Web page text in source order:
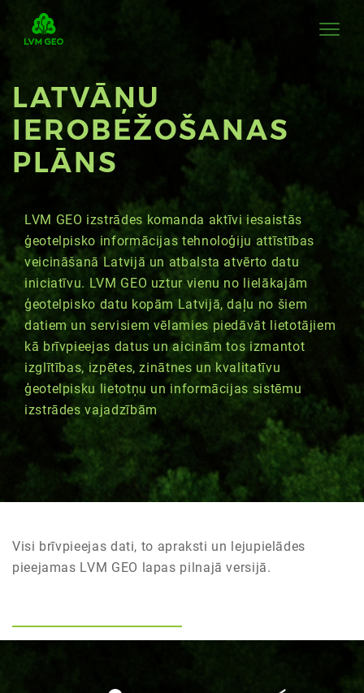
LATVĀŅU
IEROBEŽOŠANAS
PLĀNS
LVM GEO izstrādes komanda aktīvi iesaistās
ģeotelpisko informācijas tehnoloģiju attīstības
veicināšanā Latvijā un atbalsta atvērto datu
iniciatīvu. LVM GEO uztur vienu no lielākajām
ģeotelpisko datu kopām Latvijā, daļu no šiem
datiem un servisiem vēlamies piedāvāt lietotājiem
kā brīvpieejas datus un aicinām tos izmantot
izglītības, izpētes, zinātnes un kvalitatīvu
ģeotelpisku lietotņu un informācijas sistēmu
izstrādes vajadzībām
Visi brīvpieejas dati, to apraksti un lejupielādes
pieejamas LVM GEO lapas pilnajā versijā.